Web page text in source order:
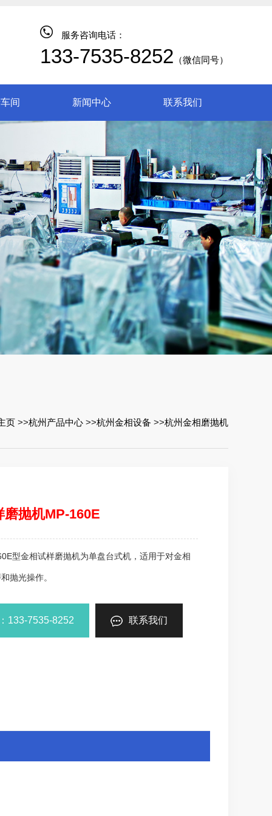
服务咨询电话：
133-7535-8252 （微信同号）
间 新闻中心 联系我们
页 >>杭州产品中心 >>杭州金相设备 >>杭州金相磨抛机
抛机MP-160E
型金相试样磨抛机为单盘台式机，适用于对金相
抛光操作。
133-7535-8252 联系我们